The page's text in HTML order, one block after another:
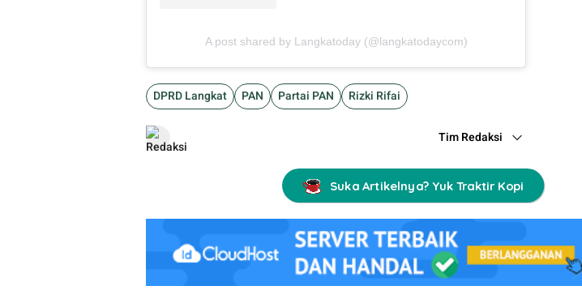
A post shared by Langkatoday (@langkatodaycom)
DPRD Langkat PAN Partai PAN Rizki Rifai
Tim Redaksi
Suka Artikelnya? Yuk Traktir Kopi